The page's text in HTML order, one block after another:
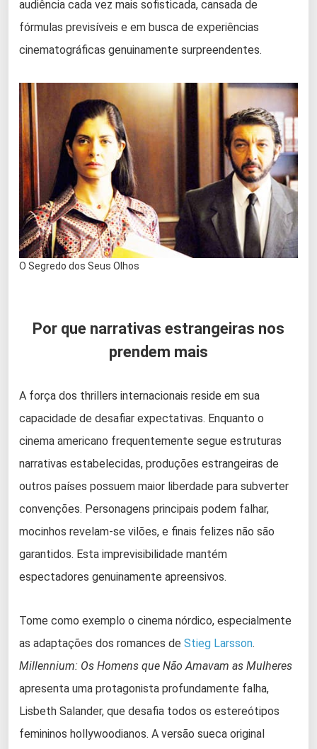
audiência cada vez mais sofisticada, cansada de
fórmulas previsíveis e em busca de experiências
cinematográficas genuinamente surpreendentes.
O Segredo dos Seus Olhos
Por que narrativas estrangeiras nos
prendem mais
A força dos thrillers internacionais reside em sua
capacidade de desafiar expectativas. Enquanto o
cinema americano frequentemente segue estruturas
narrativas estabelecidas, produções estrangeiras de
outros países possuem maior liberdade para subverter
convenções. Personagens principais podem falhar,
mocinhos revelam-se vilões, e finais felizes não são
garantidos. Esta imprevisibilidade mantém
espectadores genuinamente apreensivos.
Tome como exemplo o cinema nórdico, especialmente
as adaptações dos romances de Stieg Larsson.
Millennium: Os Homens que Não Amavam as Mulheres
apresenta uma protagonista profundamente falha,
Lisbeth Salander, que desafia todos os estereótipos
femininos hollywoodianos. A versão sueca original